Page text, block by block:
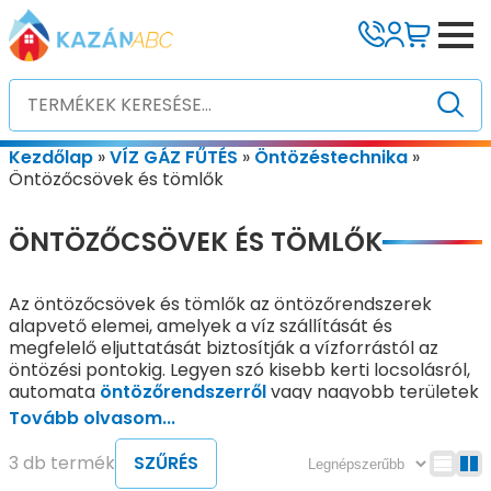
Kezdőlap »VÍZ GÁZ FŰTÉS » Öntözéstechnika »
Öntözőcsövek és tömlők
ÖNTÖZŐCSÖVEK ÉS TÖMLŐK
Az öntözőcsövek és tömlők az öntözőrendszerek
alapvető elemei, amelyek a víz szállítását és
megfelelő eljuttatását biztosítják a vízforrástól az
öntözési pontokig. Legyen szó kisebb kerti locsolásról,
automata öntözőrendszerrőlvagy nagyobb területek
vízellátásáról, a megfelelő cső vagy tömlő kiválasztása
alapvetően meghatározza a rendszer hatékony
működését.
Tovább olvasom...
3 db termék
SZŰRÉS